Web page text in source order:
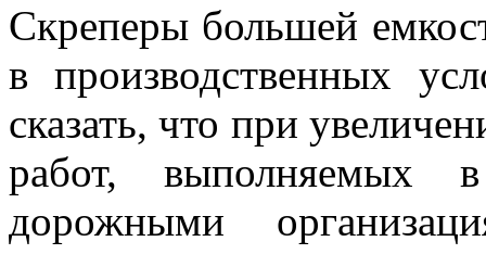
Скреперы большей
в производственных
сказать, что при
работ, выполняемых
дорожными